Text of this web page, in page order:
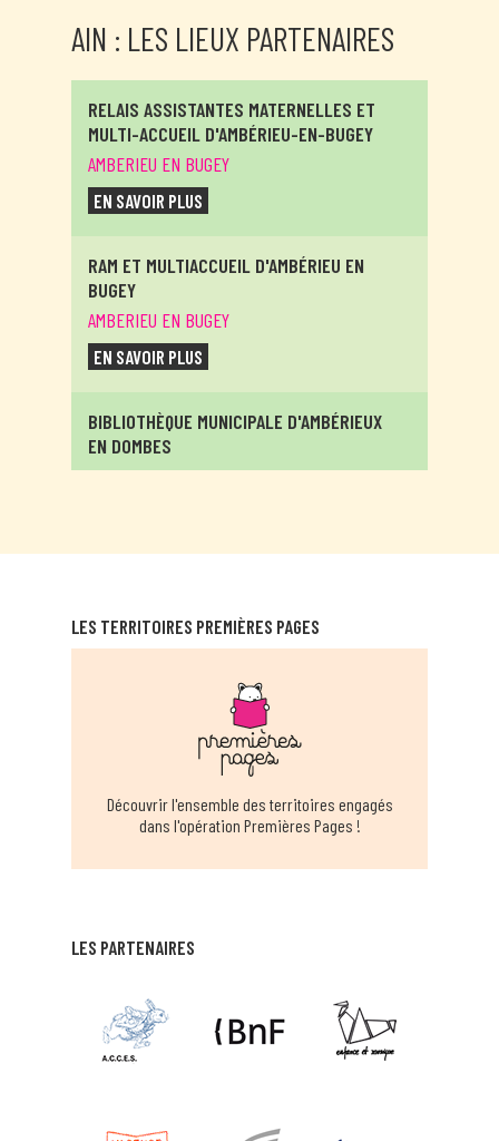
AIN : LES LIEUX PARTENAIRES
RELAIS ASSISTANTES MATERNELLES ET
MULTI-ACCUEIL D'AMBÉRIEU-EN-BUGEY
AMBERIEU EN BUGEY
EN SAVOIR PLUS
RAM ET MULTIACCUEIL D'AMBÉRIEU EN
BUGEY
AMBERIEU EN BUGEY
EN SAVOIR PLUS
BIBLIOTHÈQUE MUNICIPALE D'AMBÉRIEUX
EN DOMBES
AMBERIEUX EN DOMBES
AMBRONAY
BIBLIOTHEQUE MUNICIPALE ANGLEFORT
EN SAVOIR PLUS
BIBLIOTHÈQUE MUNICIPALE D'ARANC
BIBLIOTHÈQUE MUNICIPALE ARS SUR
FORMANS
ARS SUR FORMANS
LES PARTENAIRES
LES TERRITOIRES PREMIÈRES PAGES
Découvrir l'ensemble des territoires engagés
dans l'opération Premières Pages !